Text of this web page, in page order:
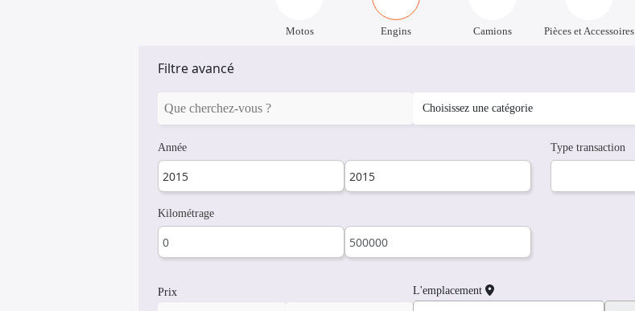
Motos Engins Camions Pièces et Accessoires
Filtre avancé
Année Type transaction
Kilométrage
Prix L'emplacement